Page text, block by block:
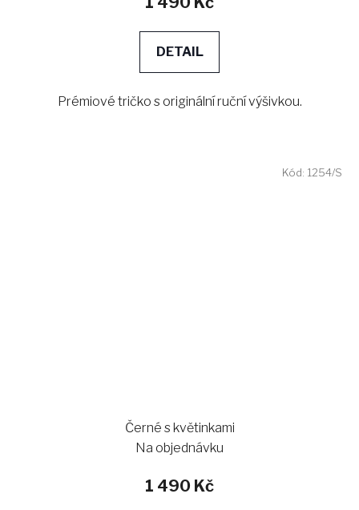
DETAIL
Prémiové tričko s originální ruční výšivkou.
Černé s květinkami
Na objednávku
1 490 Kč
Kód: 1254/S